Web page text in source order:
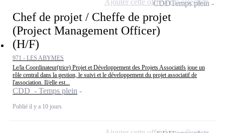
Chef de projet / Cheffe de projet
(Project Management Officer)
(H/F)
971 - LES ABYMES
Le/la Coordinateur(trice) Projet et Développement des Projets Associatifs joue un
rôle central dans la gestion, le suivi et le développement du projet associatif de
l'association. Il/elle est...
CDD - Temps plein
Publié il y a 10 jours
CDDTemps plein